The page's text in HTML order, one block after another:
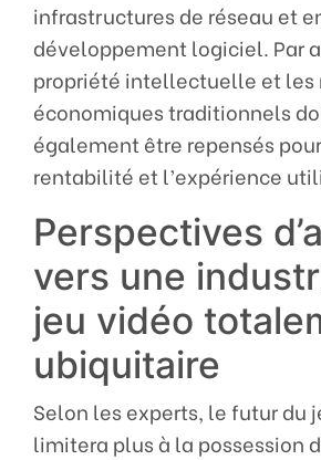
infrastructures de réseau et
développement logiciel. Par
propriété intellectuelle et les
économiques traditionnels
également être repensés
rentabilité et l’expérience
Perspectives
vers une
jeu vidéo
ubiquitaire
Selon les experts, le futur du
limitera plus à la possession